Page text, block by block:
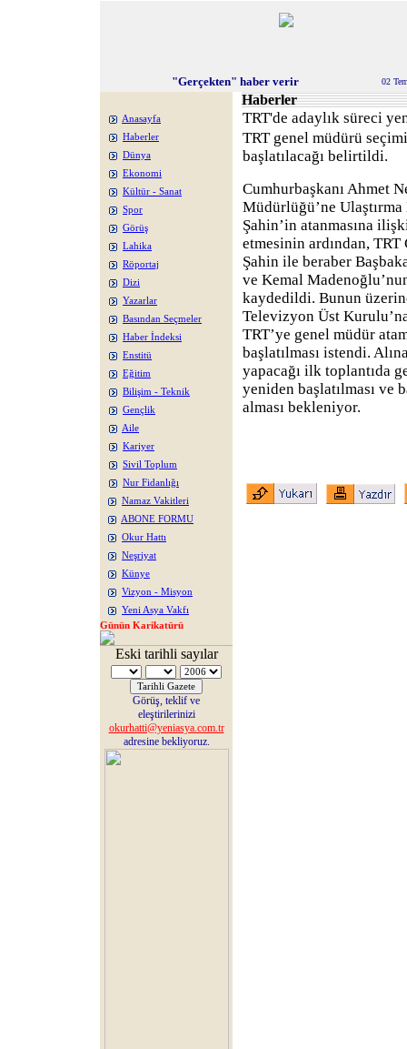
"Gerçekten" haber verir 02
Anasayfa
Haberler
Dünya
Ekonomi
Kültür - Sanat
Spor
Görüş
Lahika
Röportaj
Dizi
Yazarlar
Basından Seçmeler
Haber İndeksi
Enstitü
Eğitim
Bilişim - Teknik
Gençlik
Aile
Kariyer
Sivil Toplum
Nur Fidanlığı
Namaz Vakitleri
ABONE FORMU
Okur Hattı
Neşriyat
Künye
Vizyon - Misyon
Yeni Asya Vakfı
Günün Karikatürü
Eski tarihli sayılar
Görüş, teklif ve
eleştirilerinizi
okurhatti@yeniasya.com.tr
adresine bekliyoruz.
Haberler
TRT'de adaylık süreci
TRT genel müdürü
başlatılacağı belirtildi.
Cumhurbaşkanı Ahmet
Müdürlüğü’ne Ulaştırma
Şahin’in atanmasına
etmesinin ardından,
Şahin ile beraber
ve Kemal
kaydedildi. Bunun
Televizyon Üst
TRT’ye genel müdür
başlatılması istendi.
yapacağı ilk toplantıda
yeniden başlatılması ve
alması bekleniyor.